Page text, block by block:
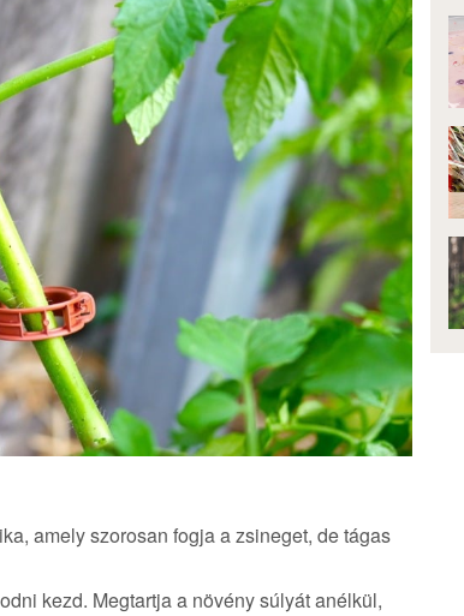
amely szorosan fogja a zsineget, de tágas
kezd. Megtartja a növény súlyát anélkül,